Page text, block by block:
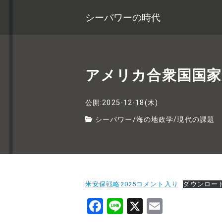
シーパワーの時代
アメリカ合衆国国
公開:2025-12-18(木)
シーパワー/海の地政学/現代の課題
米安保戦略2025コメント入り ダウンロー
F
Li X